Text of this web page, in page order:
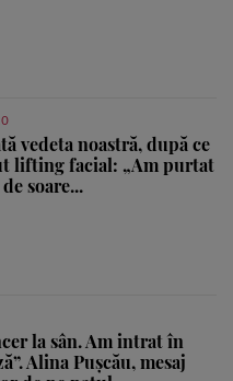
vedeta noastră, după ce
lifting facial: „Am purtat
soare...
la sân. Am intrat în
Alina Pușcău, mesaj